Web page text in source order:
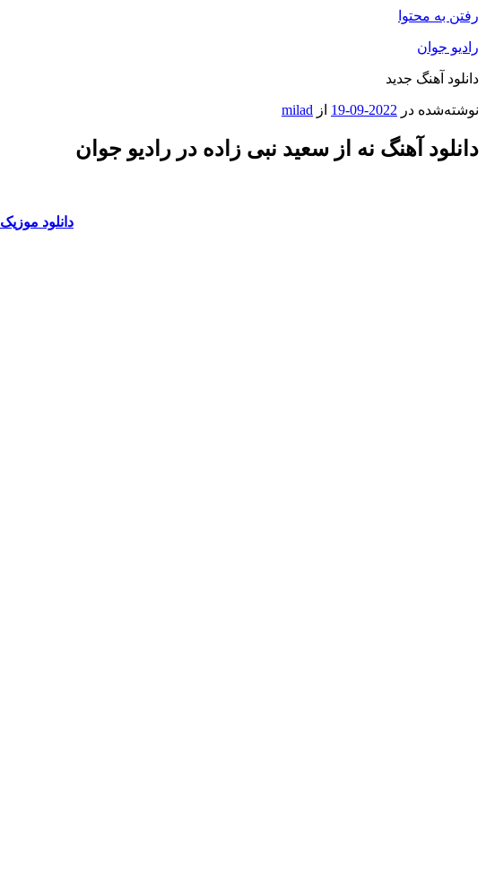
رفتن به محتوا
رادیو جوان
دانلود آهنگ جدید
نوشته‌شده در 2022-09-19 از milad
دانلود آهنگ نه از سعید نبی زاده در رادیو جوان
دانلود